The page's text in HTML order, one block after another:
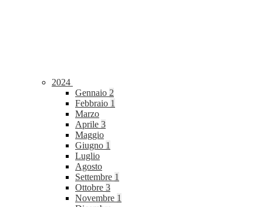
2024
Gennaio 2
Febbraio 1
Marzo
Aprile 3
Maggio
Giugno 1
Luglio
Agosto
Settembre 1
Ottobre 3
Novembre 1